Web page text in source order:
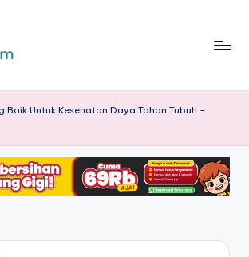
Baik Untuk Kesehatan Daya Tahan Tubuh –